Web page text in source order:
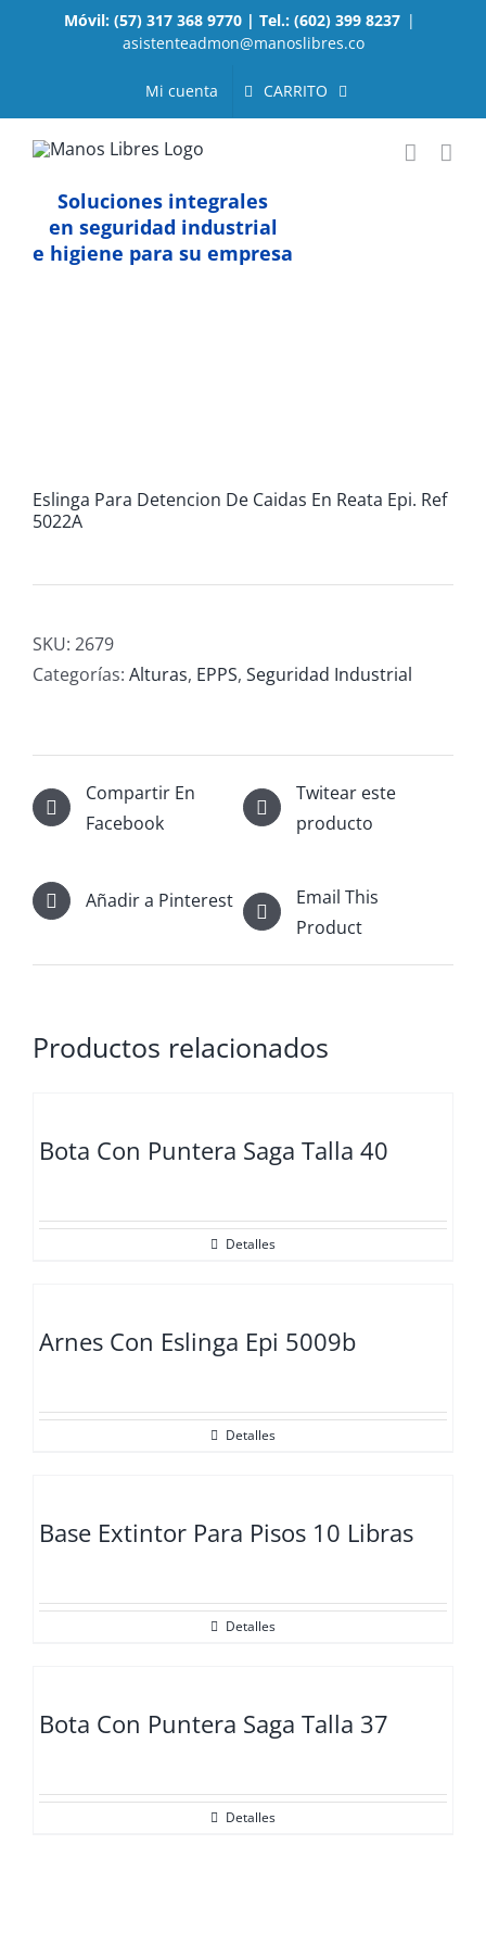
Móvil: (57) 317 368 9770 | Tel.: (602) 399 8237 |
asistenteadmon@manoslibres.co
Mi cuenta CARRITO
Soluciones integrales
en seguridad industrial
e higiene para su empresa
Eslinga Para Detencion De Caidas En Reata Epi. Ref
5022A
SKU: 2679
Categorías: Alturas, EPPS, Seguridad Industrial
Compartir En
Facebook
Twitear este
producto
Añadir a Pinterest
Email This
Product
Productos relacionados
Bota Con Puntera Saga Talla 40
Detalles
Arnes Con Eslinga Epi 5009b
Detalles
Base Extintor Para Pisos 10 Libras
Detalles
Bota Con Puntera Saga Talla 37
Detalles